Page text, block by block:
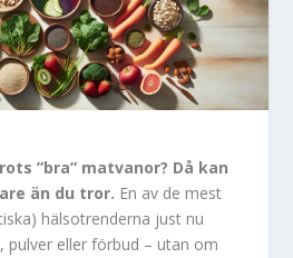
”bra” matvanor? Då kan
än du tror. En av de mest
hälsotrend­erna just nu
pulver eller förbud – utan om